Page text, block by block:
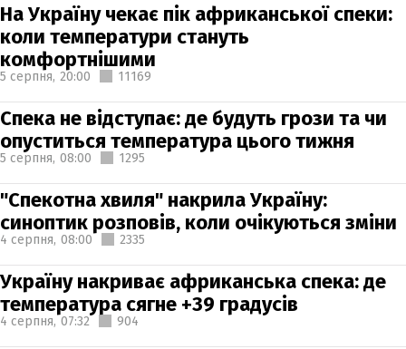
На Україну чекає пік африканської спеки:
коли температури стануть
комфортнішими
5 серпня, 20:00 11169
Спека не відступає: де будуть грози та чи
опуститься температура цього тижня
5 серпня, 08:00 1295
"Спекотна хвиля" накрила Україну:
синоптик розповів, коли очікуються зміни
4 серпня, 08:00 2335
Україну накриває африканська спека: де
температура сягне +39 градусів
4 серпня, 07:32 904